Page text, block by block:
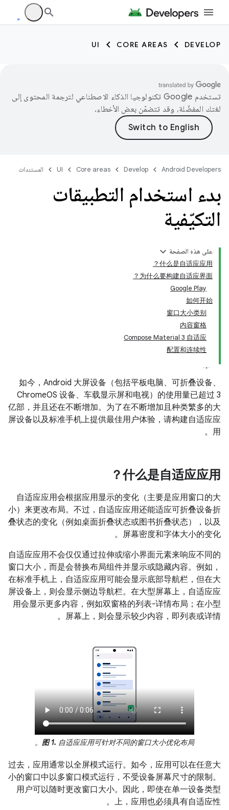
DEVELOP
CORE AREAS
UI
تستخدم Google تكنولوجيا الذكاء الاصطناعي لترجمة المحتوى إلى
لغتك المفضّلة، وقد تتضمّن بعض الأخطاء.
Android Developers
Develop
Core areas
UI المستندات
بدء استخدام التطبيقات
التكيّفية
على هذه الصفحة
什么是自适应应用？
为什么要构建自适应界面？
Google Play
如何开始
窗口大小类别
内容窗格
Compose Material 3 自适应
配置和连续性
如今，Android 大屏设备（包括平板电脑、可折叠设备、
ChromeOS 设备、车载显示屏和电视）的使用量已超过 3
亿部，并且还在不断增加。为了在不断增加且种类繁多的大
屏设备以及标准手机上提供最佳用户体验，请构建自适应应
用。
什么是自适应应用？
自适应应用会根据应用显示的变化（主要是应用窗口的大
小）来更改布局。不过，自适应应用还能适应可折叠设备折
叠状态的变化（例如桌面折叠状态或图书折叠状态），以及
屏幕密度和字体大小的变化。
自适应应用不会仅仅通过拉伸或缩小界面元素来响应不同的
窗口大小，而是会替换布局组件并显示或隐藏内容。例如，
在标准手机上，自适应应用可能会显示底部导航栏，但在大
屏设备上，则会显示侧边导航栏。在大型屏幕上，自适应应
用会显示更多内容，例如双窗格的列表-详情布局；在小型
屏幕上，则会显示较少内容，即列表或详情。
图 1. 自适应应用可针对不同的窗口大小优化布局。
过去，应用通常以全屏模式运行。如今，应用可以在任意大
小的窗口中以多窗口模式运行，不受设备屏幕尺寸的限制。
用户可以随时更改窗口大小。因此，即使在单一设备类型
上，应用也必须具有自适应性。